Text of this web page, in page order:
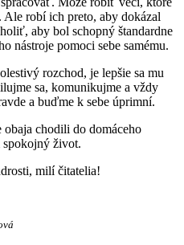
robí ich preto, aby dokázal
aby bol schopný štandardne
nástroje pomoci sebe samému.
rozchod, je lepšie sa mu
sa, komunikujme a vždy
a buďme k sebe úprimní.
obaja chodili do domáceho
spokojný život.
milí čitatelia!